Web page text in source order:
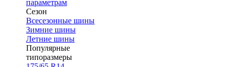
параметрам
Сезон
Всесезонные шины
Зимние шины
Летние шины
Популярные
типоразмеры